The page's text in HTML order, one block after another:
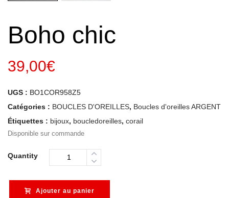
Boho chic
39,00€
UGS : BO1COR958Z5
Catégories : BOUCLES D'OREILLES, Boucles d'oreilles ARGENT
Étiquettes : bijoux, boucledoreilles, corail
Disponible sur commande
Quantity
Ajouter au panier